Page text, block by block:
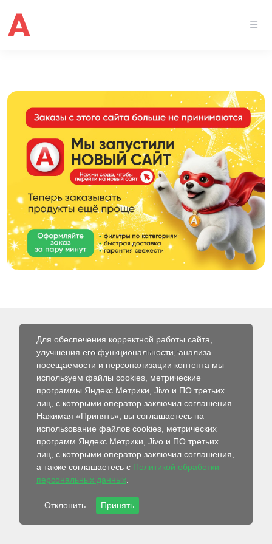
© 2026 Интернет-магазин Абсолют
Для обеспечения корректной работы сайта,
улучшения его функциональности, анализа
посещаемости и персонализации контента мы
используем файлы cookies, метрические
программы Яндекс.Метрики, Jivo и ПО третьих
лиц, с которыми оператор заключил соглашения.
Нажимая «Принять», вы соглашаетесь на
использование файлов cookies, метрических
программ Яндекс.Метрики, Jivo и ПО третьих
лиц, с которыми оператор заключил соглашения,
а также соглашаетесь с Политикой обработки
персональных данных
Отклонить Принять